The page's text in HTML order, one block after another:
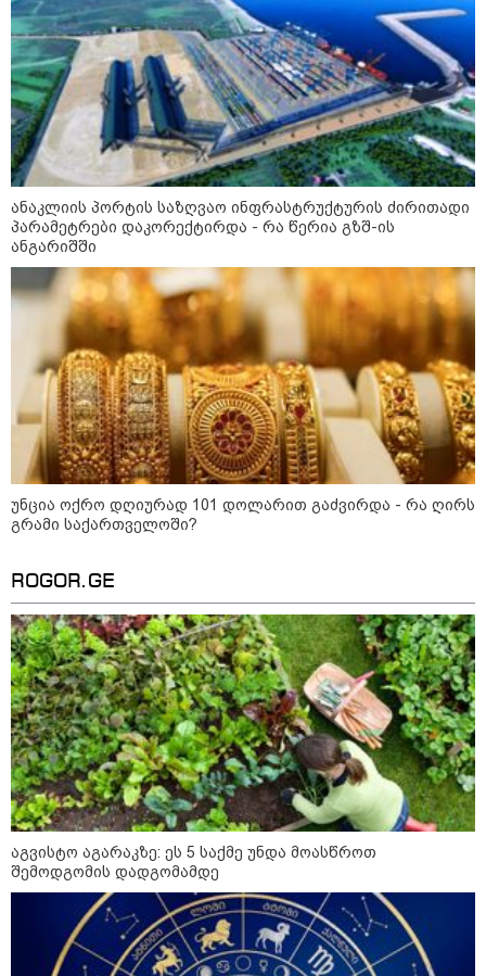
მილიარდიანი იმპერიები მოედნის
მიღმა - ვინ არიან ყველა დროის
ყველაზე მაღალანაზღაურებადი
სპორტსმენები
ანაკლიის პორტის საზღვაო
ინფრასტრუქტურის ძირითადი
პარამეტრები დაკორექტირდა - რა
წერია გზშ-ის ანგარიშში
უნცია ოქრო დღიურად 101
დოლარით გაძვირდა - რა ღირს
გრამი საქართველოში?
12:46 / 07-08-2026
ოკუპირებულ აფხაზეთში საწვავის
დეფიციტია, კილომეტრიანი რიგები და
ანაკლიის პორტის საზღვაო ინფრასტრუქტურის ძირითადი
პარამეტრები დაკორექტირდა - რა წერია გზშ-ის
ანგარიშში
უნცია ოქრო დღიურად 101 დოლარით გაძვირდა - რა ღირს
გრამი საქართველოში?
ROGOR.GE
აგვისტო აგარაკზე: ეს 5 საქმე უნდა მოასწროთ
შემოდგომის დადგომამდე